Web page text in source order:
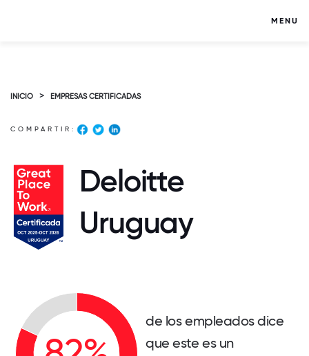
MENU
INICIO > EMPRESAS CERTIFICADAS
COMPARTIR:
Deloitte
Uruguay
de los empleados dice
que este es un